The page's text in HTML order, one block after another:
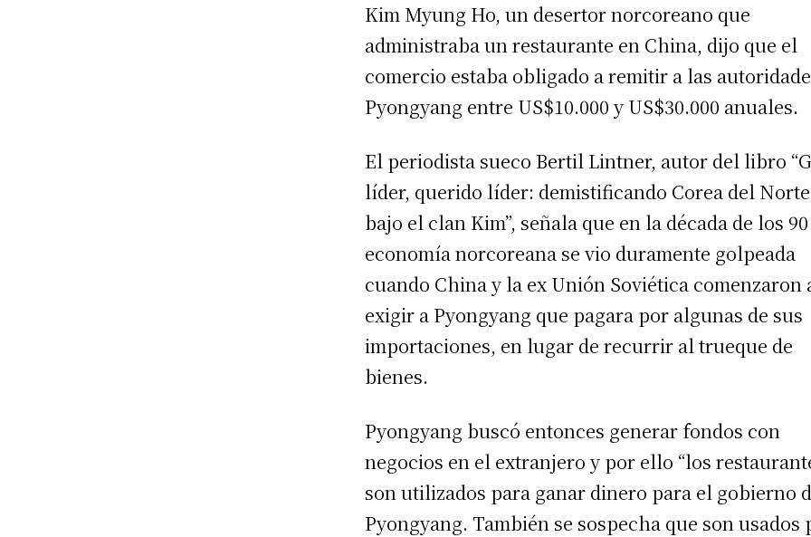
Kim Myung Ho, un desertor norcoreano que
administraba un restaurante en China, dijo que el
comercio estaba obligado a remitir a las
Pyongyang entre US$10.000 y US$30.000 anuales.
El periodista sueco Bertil Lintner, autor del libro
líder, querido líder: demistificando Corea del Norte
bajo el clan Kim”, señala que en la década de los
economía norcoreana se vio duramente golpeada
cuando China y la ex Unión Soviética comenzaron
exigir a Pyongyang que pagara por algunas de sus
importaciones, en lugar de recurrir al trueque de
bienes.
Pyongyang buscó entonces generar fondos con
negocios en el extranjero y por ello “los
son utilizados para ganar dinero para el gobierno
Pyongyang. También se sospecha que son usados